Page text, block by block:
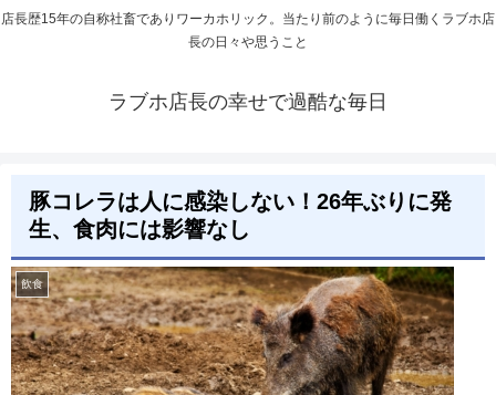
店長歴15年の自称社畜でありワーカホリック。当たり前のように毎日働くラブホ店
長の日々や思うこと
ラブホ店長の幸せで過酷な毎日
豚コレラは人に感染しない！26年ぶりに発
生、食肉には影響なし
飲食